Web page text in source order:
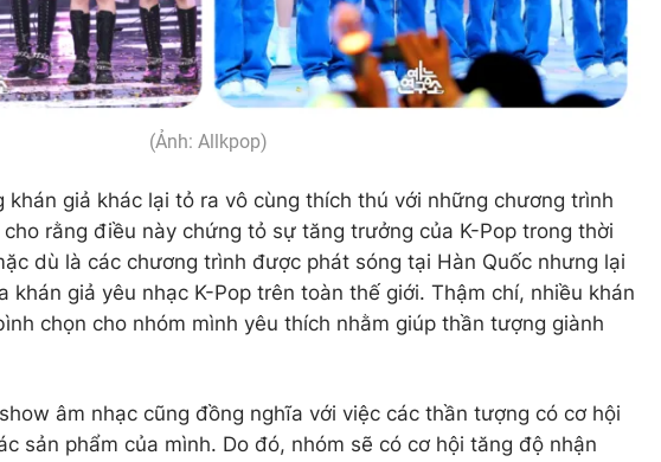
(Ảnh: Allkpop)
khán giả khác lại tỏ ra vô cùng thích thú với những chương trình
cho rằng điều này chứng tỏ sự tăng trưởng của K-Pop trong thời
dù là các chương trình được phát sóng tại Hàn Quốc nhưng lại
khán giả yêu nhạc K-Pop trên toàn thế giới. Thậm chí, nhiều khán
chọn cho nhóm mình yêu thích nhằm giúp thần tượng giành
âm nhạc cũng đồng nghĩa với việc các thần tượng có cơ hội
sản phẩm của mình. Do đó, nhóm sẽ có cơ hội tăng độ nhận